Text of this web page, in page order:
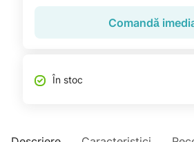
Comandă
În stoc